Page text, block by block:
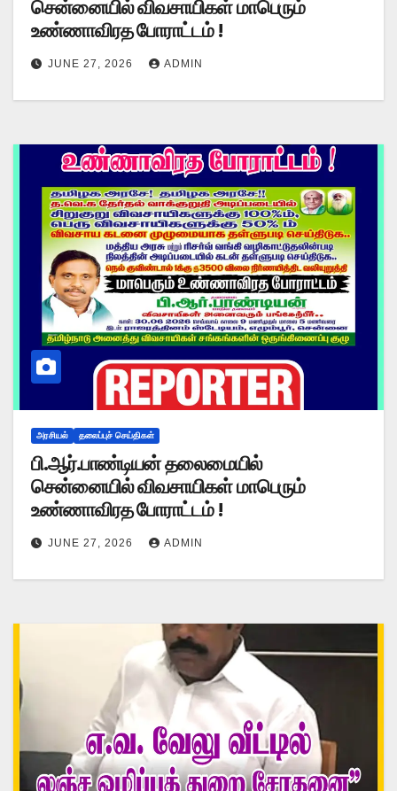
சென்னையில் விவசாயிகள் மாபெரும்
உண்ணாவிரத போராட்டம் !
JUNE 27, 2026 ADMIN
அரசியல் தலைப்புச் செய்திகள்
பி.ஆர்.பாண்டியன் தலைமையில்
சென்னையில் விவசாயிகள் மாபெரும்
உண்ணாவிரத போராட்டம் !
JUNE 27, 2026 ADMIN